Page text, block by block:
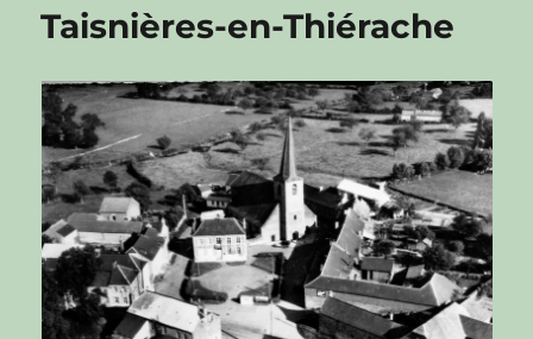
Taisnières-en-Thiérache